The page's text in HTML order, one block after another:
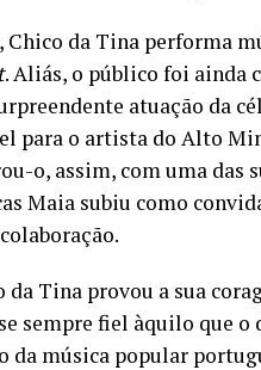
da Tina performa
. Aliás, o público foi ainda
atuação da
para o artista do Alto
o, assim, com uma das
Maia subiu como
da Tina provou a sua
sempre fiel àquilo que
música popular